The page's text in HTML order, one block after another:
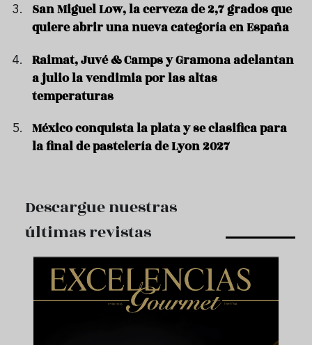
San Miguel Low, la cerveza de 2,7 grados que
quiere abrir una nueva categoría en España
Raimat, Juvé & Camps y Gramona adelantan
a julio la vendimia por las altas
temperaturas
México conquista la plata y se clasifica para
la final de pastelería de Lyon 2027
Descargue nuestras
últimas revistas